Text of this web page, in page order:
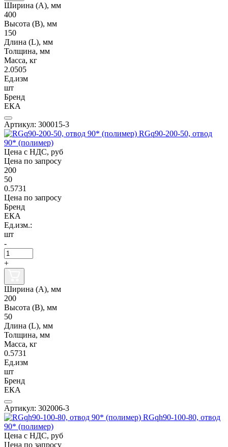
Ширина (А), мм
400
Высота (В), мм
150
Длина (L), мм
Толщина, мм
Масса, кг
2.0505
Ед.изм
шт
Бренд
ЕКА
Артикул: 300015-3
RGq90-200-50, отвод
90* (полимер)
Цена с НДС, руб
Цена по запросу
200
50
0.5731
Цена по запросу
Бренд
ЕКА
Ед.изм.:
шт
-
+
Ширина (А), мм
200
Высота (В), мм
50
Длина (L), мм
Толщина, мм
Масса, кг
0.5731
Ед.изм
шт
Бренд
ЕКА
Артикул: 302006-3
RGqh90-100-80, отвод
90* (полимер)
Цена с НДС, руб
Цена по запросу